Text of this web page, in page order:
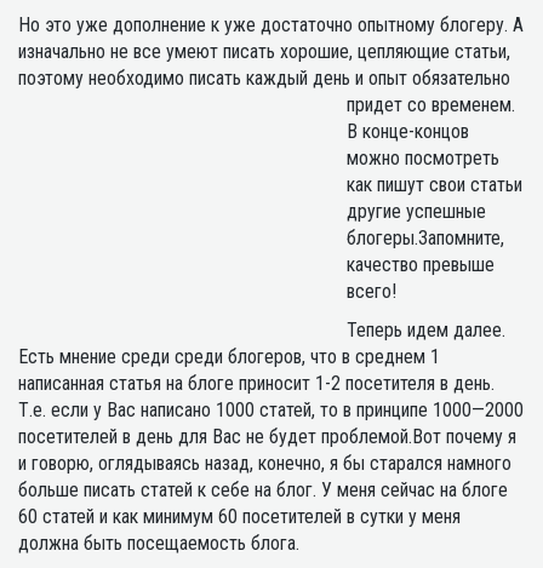
Но это уже дополнение к уже достаточно опытному блогеру. А
изначально не все умеют писать хорошие, цепляющие статьи,
поэтому необходимо писать каждый день и опыт обязательно
придет со временем.
В конце-концов
можно посмотреть
как пишут свои статьи
другие успешные
блогеры.Запомните,
качество превыше
всего!
Теперь идем далее.
Есть мнение среди среди блогеров, что в среднем 1
написанная статья на блоге приносит 1-2 посетителя в день.
Т.е. если у Вас написано 1000 статей, то в принципе 1000—2000
посетителей в день для Вас не будет проблемой.Вот почему я
и говорю, оглядываясь назад, конечно, я бы старался намного
больше писать статей к себе на блог. У меня сейчас на блоге
60 статей и как минимум 60 посетителей в сутки у меня
должна быть посещаемость блога.